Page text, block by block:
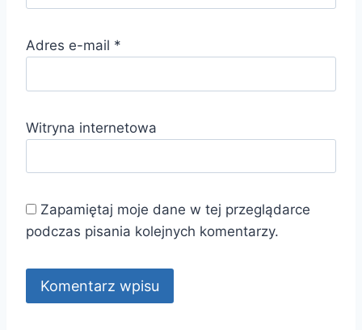
Adres e-mail *
Witryna internetowa
Zapamiętaj moje dane w tej przeglądarce
podczas pisania kolejnych komentarzy.